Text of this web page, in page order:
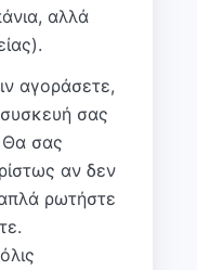
αλλά
αγοράσετε,
συσκευή σας
Θα σας
αν δεν
ρωτήστε